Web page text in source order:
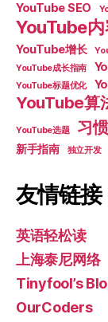
YouTube SEO
YouTube
YouTube增长
YouTube成长指南
YouTube标题优化
YouTube算
YouTube选题 习惯
新手指南 独立开发
友情链接
英语轻松读
上海泰尼网络
Tinyfool’s
OurCoders